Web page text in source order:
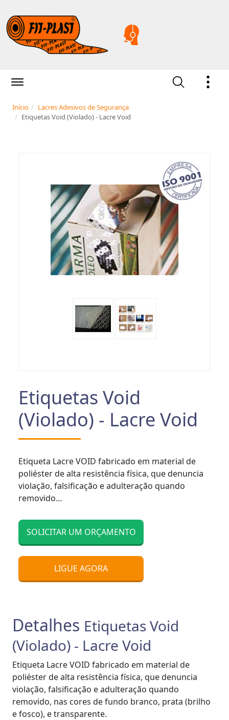
Início
Lacres Adesivos de Segurança
Etiquetas Void (Violado) - Lacre Void
Etiquetas Void
(Violado) - Lacre Void
Etiqueta Lacre VOID fabricado em material de
poliéster de alta resistência física, que denuncia
violação, falsificação e adulteração quando
removido...
SOLICITAR UM ORÇAMENTO
LIGUE AGORA
Detalhes Etiquetas Void
(Violado) - Lacre Void
Etiqueta Lacre VOID fabricado em material de
poliéster de alta resistência física, que denuncia
violação, falsificação e adulteração quando
removido, nas cores de fundo branco, prata (brilho
e fosco), e transparente.